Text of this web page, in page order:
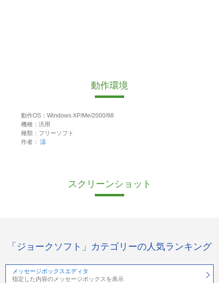
動作環境
動作OS：Windows XP/Me/2000/98
機種：汎用
種類：フリーソフト
作者： 涼
スクリーンショット
「ジョークソフト」カテゴリーの人気ランキング
メッセージボックスエディタ
指定した内容のメッセージボックスを表示